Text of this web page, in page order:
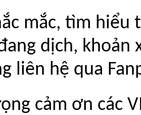
mắc, tìm hiểu
dịch, khoản
liên hệ qua
cảm ơn các